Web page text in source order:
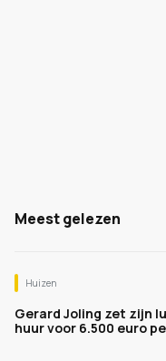
Meest gelezen
Huizen
Gerard Joling zet zijn
huur voor 6.500 euro